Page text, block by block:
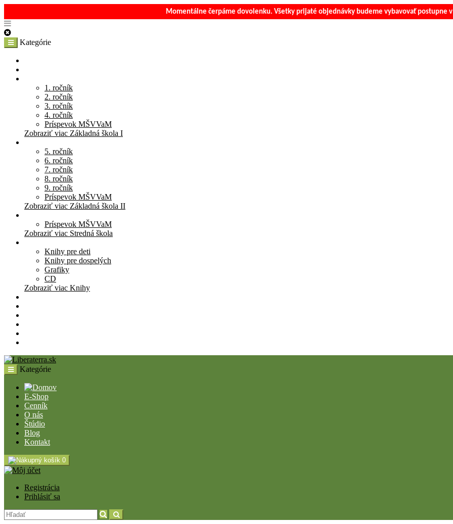
Momentálne čerpáme dovolenku. Všetky prijaté objednávky budeme vybavovať postupne
Kategórie
1. ročník
2. ročník
3. ročník
4. ročník
Príspevok MŠVVaM
Zobraziť viac Základná škola I
5. ročník
6. ročník
7. ročník
8. ročník
9. ročník
Príspevok MŠVVaM
Zobraziť viac Základná škola II
Príspevok MŠVVaM
Zobraziť viac Stredná škola
Knihy pre deti
Knihy pre dospelých
Grafiky
CD
Zobraziť viac Knihy
Kategórie
E-Shop
Cenník
O nás
Štúdio
Blog
Kontakt
0
Registrácia
Prihlásiť sa